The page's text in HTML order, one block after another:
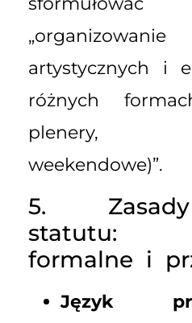
artystycznych i
różnych
plenery,
weekendowe)”.
5.
statutu:
formalne i
Język